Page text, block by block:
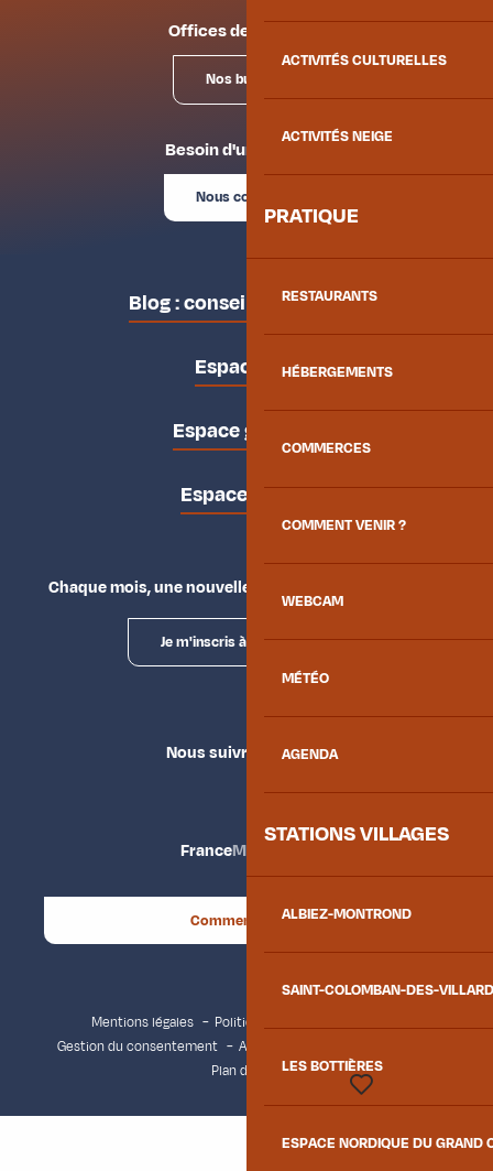
ACTIVITÉS CULTURELLES
ACTIVITÉS NEIGE
PRATIQUE
RESTAURANTS
HÉBERGEMENTS
COMMERCES
COMMENT VENIR ?
WEBCAM
MÉTÉO
AGENDA
STATIONS VILLAGES
ALBIEZ-MONTROND
SAINT-COLOMBAN-DES-
LES BOTTIÈRES
ESPACE NORDIQUE DU GRAND
Offices de tourisme
Nos bureaux
Besoin d'un conseil ?
Nous contacter
Blog : conseils des locaux
Espace pro
Espace groupes
Espace presse
Chaque mois, une nouvelle façon d'explorer la vallée.
Je m'inscris à la newsletter
Nous suivre
FranceMaurienne
Comment venir ?
Mentions légales
Politique de confidentialité
Gestion du consentement
Accessibilité : non conforme
Plan du site